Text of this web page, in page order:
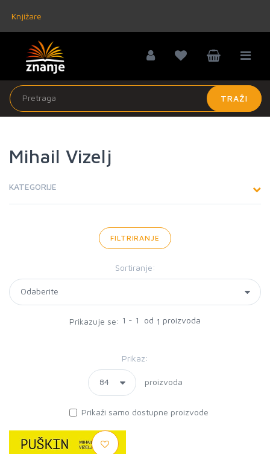
Knjižare
TRAŽI
Mihail Vizelj
KATEGORIJE
FILTRIRANJE
Sortiranje:
Prikazuje se: 1 - 1 od 1 proizvoda
Prikaz:
proizvoda
Prikaži samo dostupne proizvode